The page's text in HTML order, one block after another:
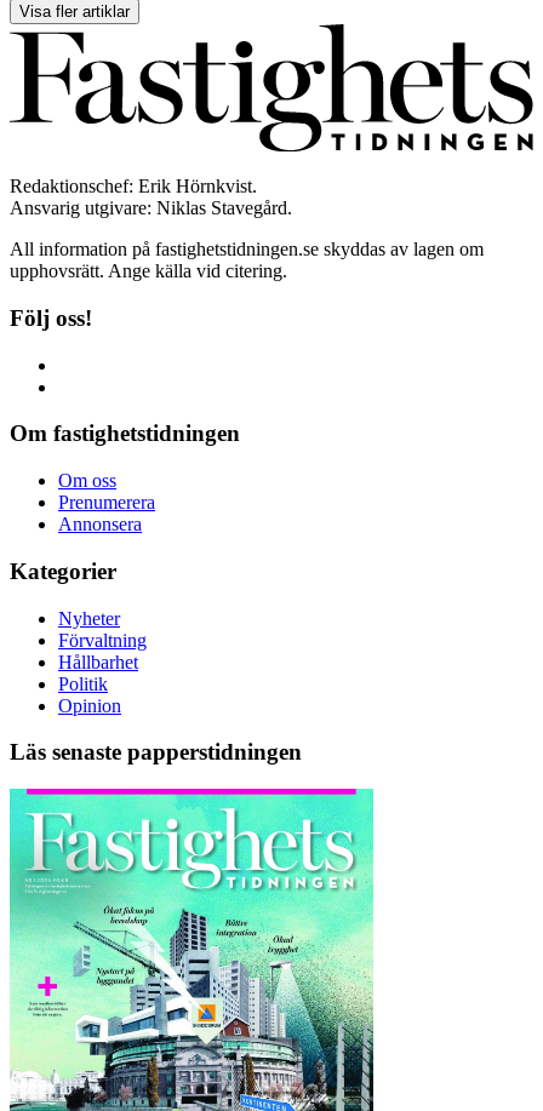
Visa fler artiklar
Redaktionschef: Erik Hörnkvist.
Ansvarig utgivare: Niklas Stavegård.
All information på fastighetstidningen.se skyddas av lagen om
upphovsrätt. Ange källa vid citering.
Följ oss!
Om fastighetstidningen
Om oss
Prenumerera
Annonsera
Kategorier
Nyheter
Förvaltning
Hållbarhet
Politik
Opinion
Läs senaste papperstidningen